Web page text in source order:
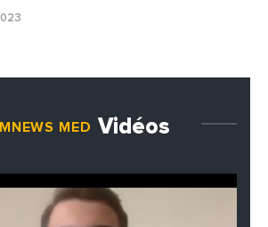
MED Vidéos